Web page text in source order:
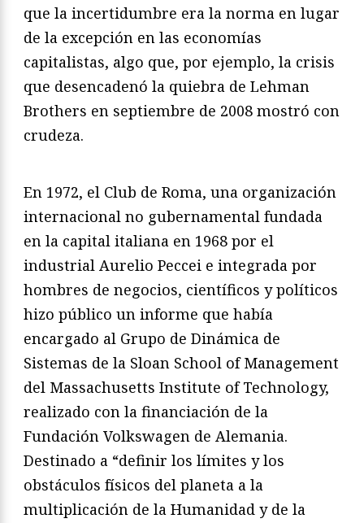
que la incertidumbre era la norma en lugar
de la excepción en las economías
capitalistas, algo que, por ejemplo, la crisis
que desencadenó la quiebra de Lehman
Brothers en septiembre de 2008 mostró con
crudeza.
En 1972, el Club de Roma, una organización
internacional no gubernamental fundada
en la capital italiana en 1968 por el
industrial Aurelio Peccei e integrada por
hombres de negocios, científicos y políticos
hizo público un informe que había
encargado al Grupo de Dinámica de
Sistemas de la Sloan School of Management
del Massachusetts Institute of Technology,
realizado con la financiación de la
Fundación Volkswagen de Alemania.
Destinado a “definir los límites y los
obstáculos físicos del planeta a la
multiplicación de la Humanidad y de la